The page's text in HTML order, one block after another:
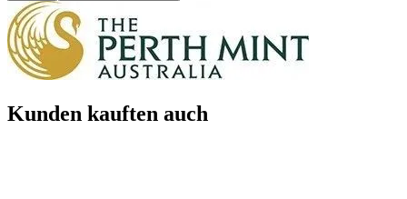
Kunden kauften auch